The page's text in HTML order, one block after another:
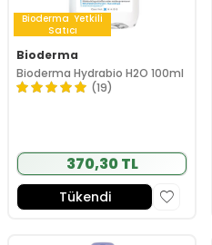
Bioderma Yetkili
Satıcı
Bioderma
Bioderma Hydrabio H2O 100ml
(19)
370,30 TL
Tükendi